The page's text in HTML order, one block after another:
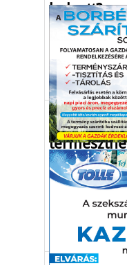
helyett?
Egy új kutatás
talaj mezőgazdaság
Gazdaság
Nálunk is
A vadcitrom
trifoliata) a
családjának
vadcitrom